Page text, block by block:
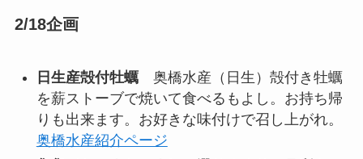
2/18企画
日生産殻付牡蠣奥橋水産（日生）殻付き牡蠣
を薪ストーブで焼いて食べるもよし。お持ち帰
りも出来ます。お好きな味付けで召し上がれ。
奥橋水産紹介ページ